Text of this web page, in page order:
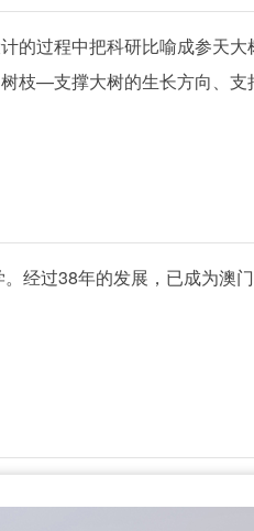
的过程中把科研比喻成参天
枝—支撑大树的生长方向、支
经过38年的发展，已成为